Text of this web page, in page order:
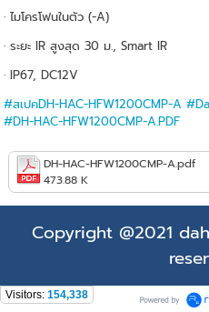
· ไมโครโฟนในตัว (-A)
· ระยะ IR สูงสุด 30 ม., Smart IR
· IP67, DC12V
#สเปคDH-HAC-HFW1200CMP-A
#DH-HAC-HFW1200CMP-A.PDF
DH-HAC-HFW1200CMP-A.pdf
473.88 K
Copyright @2021
Visitors: 154,338